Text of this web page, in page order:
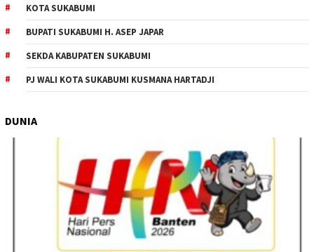
KOTA SUKABUMI
BUPATI SUKABUMI H. ASEP JAPAR
SEKDA KABUPATEN SUKABUMI
PJ WALI KOTA SUKABUMI KUSMANA HARTADJI
DUNIA